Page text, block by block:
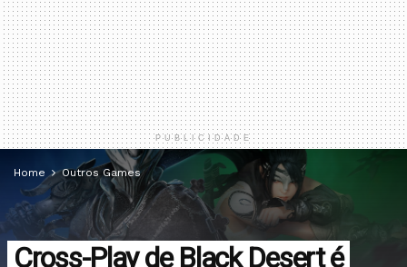
PUBLICIDADE
Home Outros Games
Cross-Play de Black Desert é